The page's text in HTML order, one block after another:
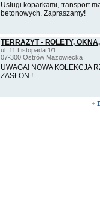
Usługi koparkami, transport
betonowych. Zapraszamy!
TERRAZYT - ROLETY,
ul. 11 Listopada 1/1
07-300 Ostrów Mazowiecka
UWAGA! NOWA KOLEKCJA
ZASŁON !
+